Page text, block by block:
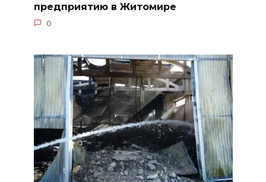
предприятию в Житомире
0